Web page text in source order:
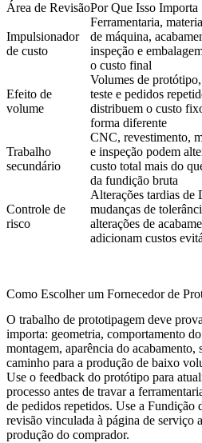
Área de RevisãoPor Que Isso Importa
Impulsionador
de custo
Ferramentaria,
de máquina,
inspeção e
o custo final
Efeito de
volume
Volumes de
teste e pedidos
distribuem o custo
forma diferente
Trabalho
secundário
CNC, revestimento,
e inspeção podem
custo total mais do
da fundição bruta
Controle de
risco
Alterações tardias de
mudanças de
alterações de
adicionam custos
Como Escolher um Fornecedor de
O trabalho de prototipagem deve
importa: geometria, comportamento
montagem, aparência do acabamento,
caminho para a produção de baixo
Use o feedback do protótipo para
processo antes de travar a
de pedidos repetidos. Use a Fundição
revisão vinculada à página de serviço
produção do comprador.